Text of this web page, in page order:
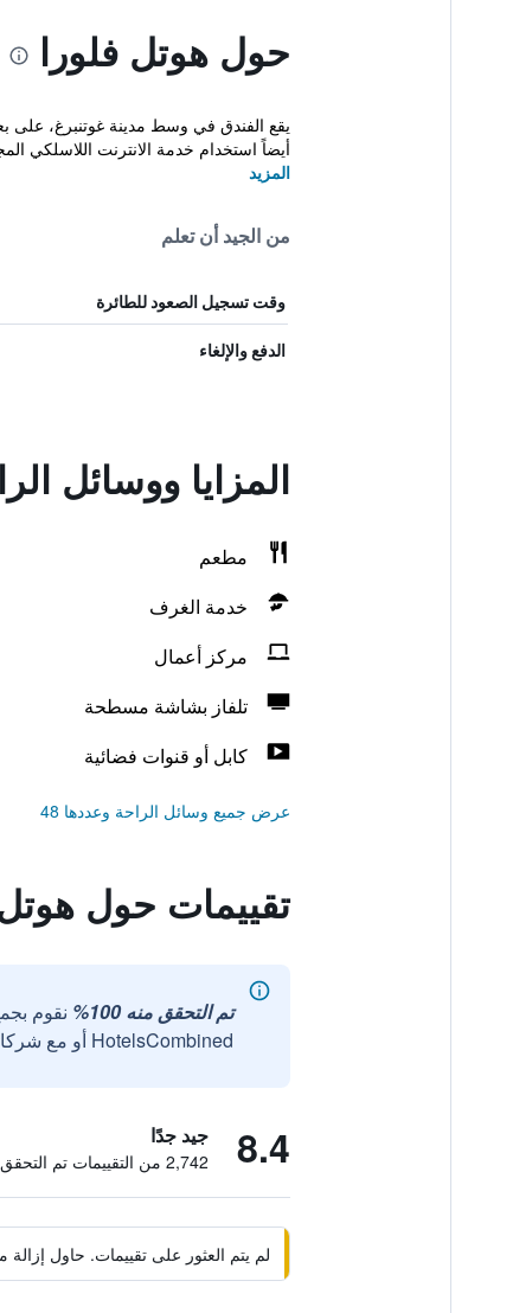
حول هوتل فلورا
أيضاً استخدام خدمة الانترنت اللاسلكي
المزيد
من الجيد أن تعلم
وقت تسجيل الصعود للطائرة
الدفع والإلغاء
المزايا ووسائل
مطعم
خدمة الغرف
مركز أعمال
تلفاز بشاشة مسطحة
كابل أو قنوات فضائية
عرض جميع وسائل الراحة وعددها 48
تقييمات حول
تم التحقق منه 100%
نقوم
HotelsCombined أو مع شركائنا الخارجيين الموثوقين.
8.4 جيد جدًا
2,742 من التقييمات تم التحقق منها
لم يتم العثور على تقييمات. حاول